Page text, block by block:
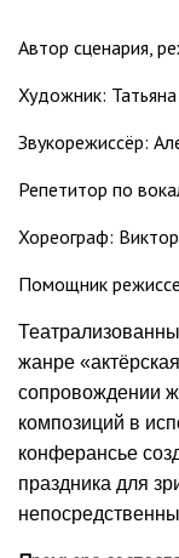
Автор сценария,
Художник:
Звукорежиссёр:
Репетитор по
Хореограф:
Помощник
жанре
сопровождении
композиций в
конферансье
праздника для